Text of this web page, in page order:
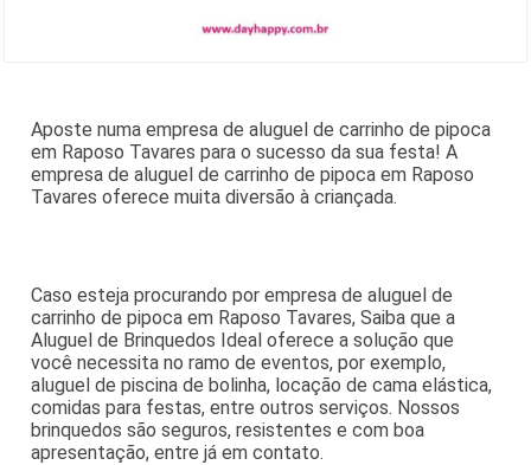
Aposte numa empresa de aluguel de carrinho de pipoca
em Raposo Tavares para o sucesso da sua festa! A
empresa de aluguel de carrinho de pipoca em Raposo
Tavares oferece muita diversão à criançada.
Caso esteja procurando por empresa de aluguel de
carrinho de pipoca em Raposo Tavares, Saiba que a
Aluguel de Brinquedos Ideal oferece a solução que
você necessita no ramo de eventos, por exemplo,
aluguel de piscina de bolinha, locação de cama elástica,
comidas para festas, entre outros serviços. Nossos
brinquedos são seguros, resistentes e com boa
apresentação, entre já em contato.